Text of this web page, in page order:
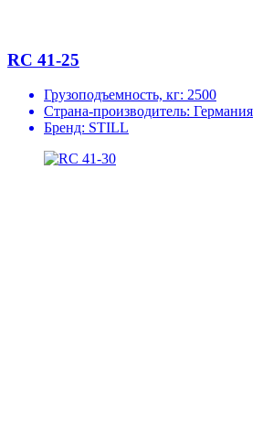
RC 41-25
Грузоподъемность, кг: 2500
Страна-производитель: Германия
Бренд: STILL